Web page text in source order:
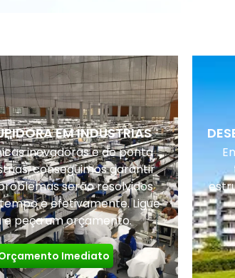
EM INDUSTRIAS
inovadoras e de ponta
conseguimos garantir
serão resolvidos
e efetivamente. Ligue
e peça um orçamento.
Imediato